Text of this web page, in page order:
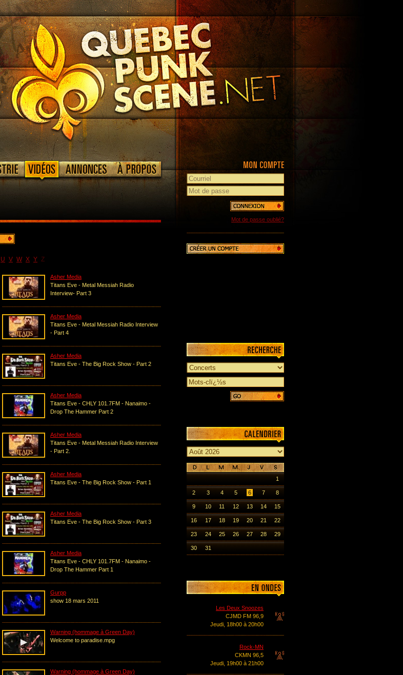
U V W X Y Z
Asher Media
Titans Eve - Metal Messiah Radio
Interview- Part 3
Asher Media
Titans Eve - Metal Messiah Radio Interview
- Part 4
Asher Media
Titans Eve - The Big Rock Show - Part 2
Asher Media
Titans Eve - CHLY 101.7FM - Nanaimo -
Drop The Hammer Part 2
Asher Media
Titans Eve - Metal Messiah Radio Interview
- Part 2.
Asher Media
Titans Eve - The Big Rock Show - Part 1
Asher Media
Titans Eve - The Big Rock Show - Part 3
Asher Media
Titans Eve - CHLY 101.7FM - Nanaimo -
Drop The Hammer Part 1
Gurpp
show 18 mars 2011
Warning (hommage à Green Day)
‪Welcome to paradise.mpg‬‏
Warning (hommage à Green Day)
Mot de passe oublié?
1
2 3 4 5 6 7 8
9 10 11 12 13 14 15
16 17 18 19 20 21 22
23 24 25 26 27 28 29
30 31
Les Deux Snoozes
CJMD FM 96,9
Jeudi, 18h00 à 20h00
Rock-MN
CKMN 96,5
Jeudi, 19h00 à 21h00